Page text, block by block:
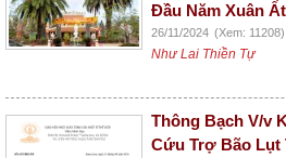
Đầu Năm Xuân
26/11/2024 (Xem: 11208)
Như Lai Thiền Tự
Thông Bạch V/v
Cứu Trợ Bão Lụt